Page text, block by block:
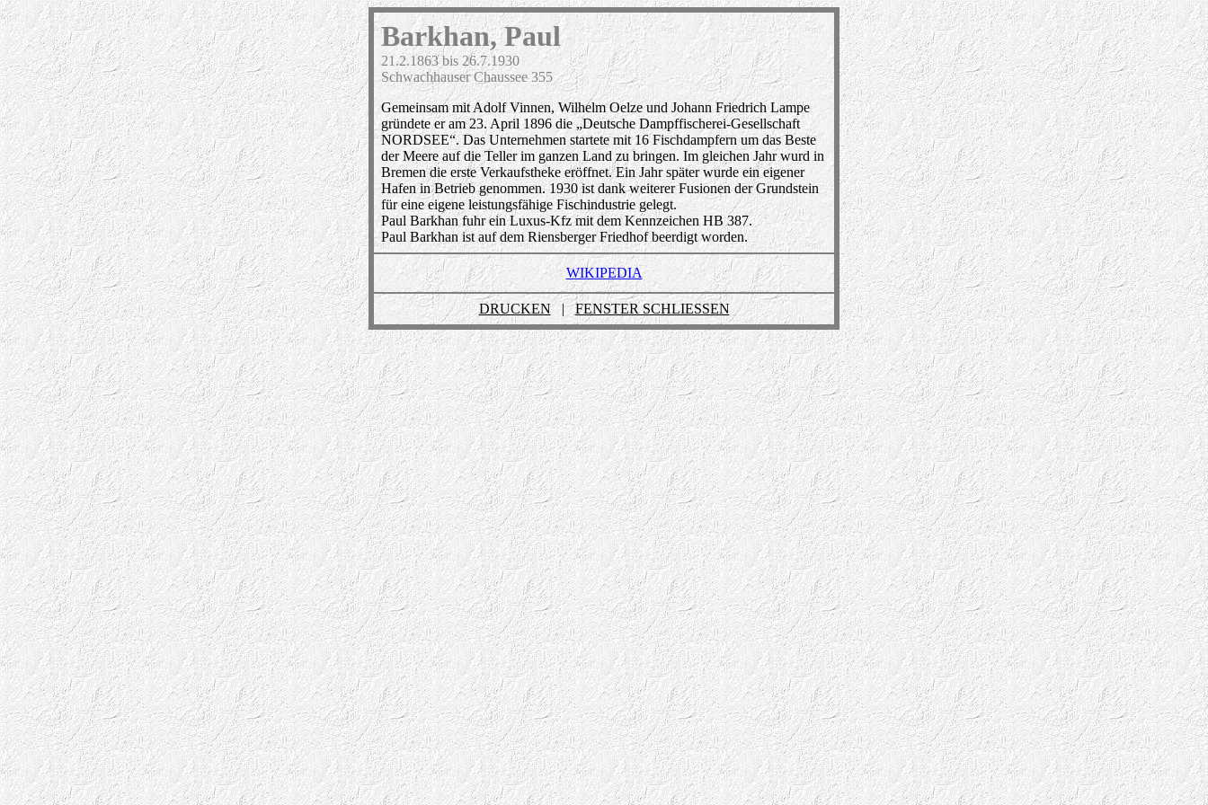
Barkhan, Paul
21.2.1863 bis 26.7.1930
Schwachhauser Chaussee 355
Gemeinsam mit Adolf Vinnen, Wilhelm Oelze und Johann Friedrich Lampe
gründete er am 23. April 1896 die „Deutsche Dampffischerei-Gesellschaft
NORDSEE“. Das Unternehmen startete mit 16 Fischdampfern um das Beste
der Meere auf die Teller im ganzen Land zu bringen. Im gleichen Jahr wurd in
Bremen die erste Verkaufstheke eröffnet. Ein Jahr später wurde ein eigener
Hafen in Betrieb genommen. 1930 ist dank weiterer Fusionen der Grundstein
für eine eigene leistungsfähige Fischindustrie gelegt.
Paul Barkhan fuhr ein Luxus-Kfz mit dem Kennzeichen HB 387.
Paul Barkhan ist auf dem Riensberger Friedhof beerdigt worden.
WIKIPEDIA
DRUCKEN | FENSTER SCHLIESSEN